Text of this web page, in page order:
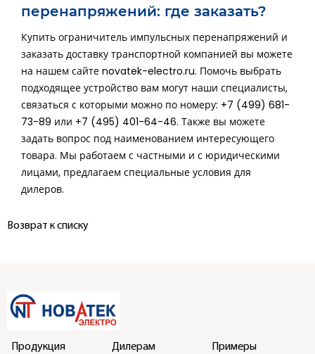
перенапряжений: где заказать?
Купить ограничитель импульсных перенапряжений и
заказать доставку транспортной компанией вы можете
на нашем сайте novatek-electro.ru. Помочь выбрать
подходящее устройство вам могут наши специалисты,
связаться с которыми можно по номеру: +7 (499) 681-
73-89 или +7 (495) 401-64-46. Также вы можете
задать вопрос под наименованием интересующего
товара. Мы работаем с частными и с юридическими
лицами, предлагаем специальные условия для
дилеров.
Возврат к списку
Продукция Дилерам
Примеры